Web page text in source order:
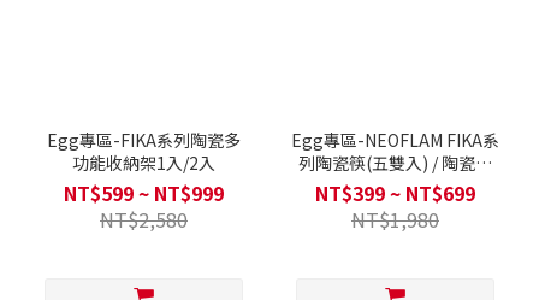
Egg專區-FIKA系列陶瓷多
功能收納架1入/2入
NT$599 ~ NT$999
NT$2,580
Egg專區-NEOFLAM FIKA系
列陶瓷筷(五雙入) / 陶瓷湯
匙(五支入) / 陶瓷筷+湯匙組
NT$399 ~ NT$699
NT$1,980